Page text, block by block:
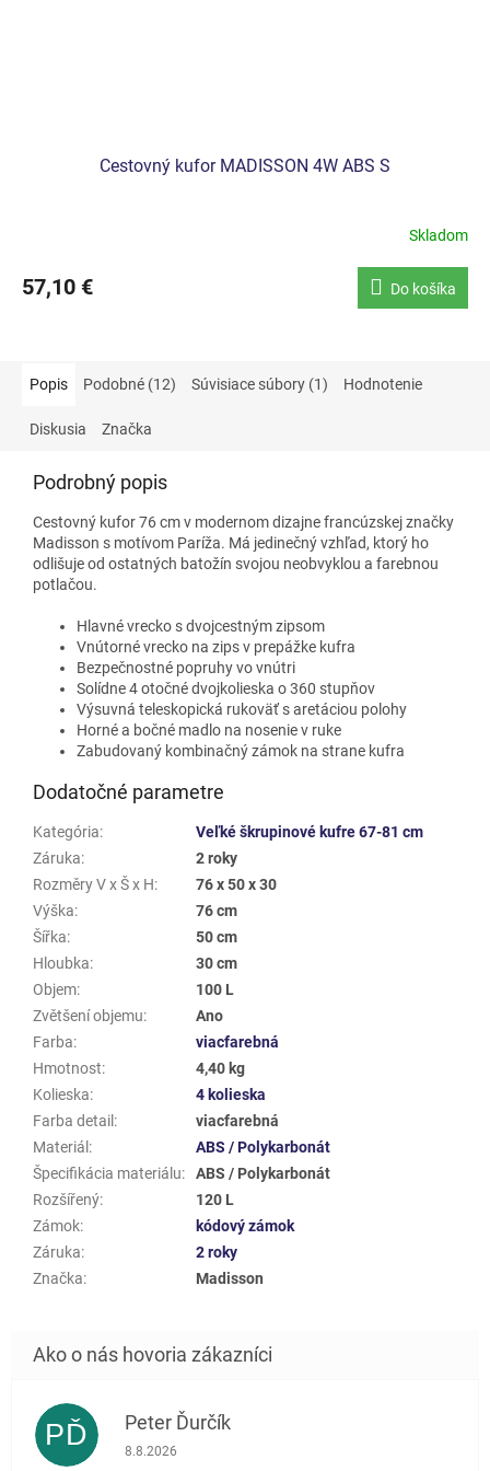
Cestovný kufor MADISSON 4W ABS S
Skladom
57,10 € Do košíka
Popis Podobné (12) Súvisiace súbory (1) Hodnotenie
Diskusia Značka
Podrobný popis
Cestovný kufor 76 cm v modernom dizajne francúzskej značky
Madisson s motívom Paríža. Má jedinečný vzhľad, ktorý ho
odlišuje od ostatných batožín svojou neobvyklou a farebnou
potlačou.
Hlavné vrecko s dvojcestným zipsom
Vnútorné vrecko na zips v prepážke kufra
Bezpečnostné popruhy vo vnútri
Solídne 4 otočné dvojkolieska o 360 stupňov
Výsuvná teleskopická rukoväť s aretáciou polohy
Horné a bočné madlo na nosenie v ruke
Zabudovaný kombinačný zámok na strane kufra
Dodatočné parametre
Kategória:
Veľké škrupinové kufre 67-81 cm
Záruka:
2 roky
Rozměry V x Š x H:
76 x 50 x 30
Výška:
76 cm
Šířka:
50 cm
Hloubka:
30 cm
Objem:
100 L
Zvětšení objemu:
Ano
Farba:
viacfarebná
Hmotnost:
4,40 kg
Kolieska:
4 kolieska
Farba detail :
viacfarebná
Materiál :
ABS / Polykarbonát
Špecifikácia materiálu:
ABS / Polykarbonát
Rozšířený:
120 L
Zámok:
kódový zámok
Záruka:
2 roky
Značka: Madisson
PĎ Peter Ďurčík
Hodnotenie obchodu je 5 z 5 hviezdičiek.
8.8.2026